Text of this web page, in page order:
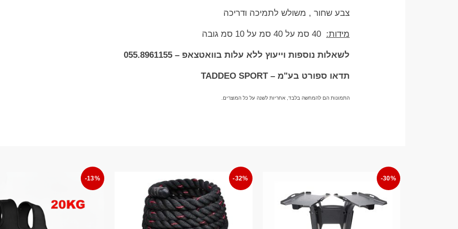
צבע שחור , משולש לתמיכה ודריכה
מידות:
לשאלות נוספות וייעוץ ללא עלות בוואטצאפ – 055.8961155
תדאו ספורט בע"מ – TADDEO SPORT
התמונות הם להמחשה בלבד, אחריות לשנה על כל המוצרים.
-30%
-32%
-13%